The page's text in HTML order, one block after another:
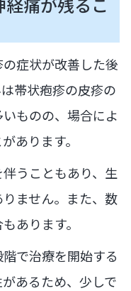
症状が改善した後
帯状疱疹の皮疹の
ものの、場合によ
あります。
うこともあり、生
ません。また、数
あります。
で治療を開始する
あるため、少しで